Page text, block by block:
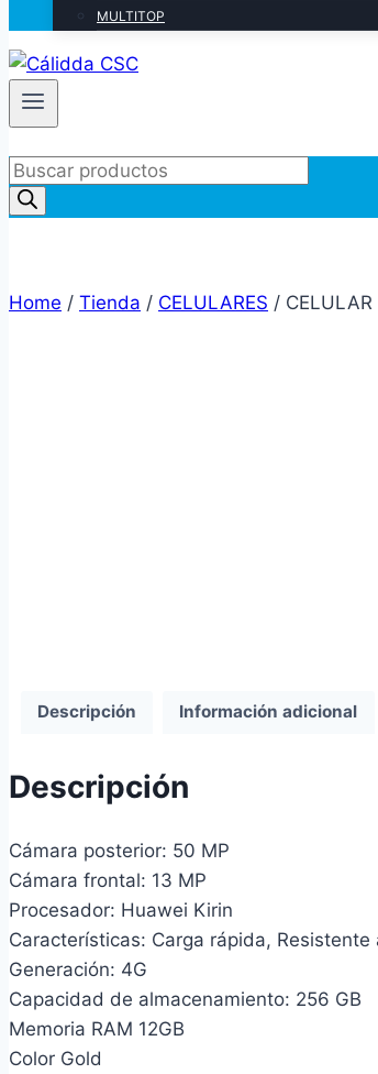
MULTITOP
Products
search
Home / Tienda / CELULARES /
Descripción Información adicional
Descripción
Cámara posterior: 50 MP
Cámara frontal: 13 MP
Procesador: Huawei Kirin
Características: Carga rápida, Resistente
Generación: 4G
Capacidad de almacenamiento: 256 GB
Memoria RAM 12GB
Color Gold